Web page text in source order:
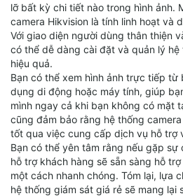
lỡ bất kỳ chi tiết nào trong hình ảnh.
camera Hikvision là tính linh hoạt và
Với giao diện người dùng thân thiện
có thể dễ dàng cài đặt và quản lý
hiệu quả.
Bạn có thể xem hình ảnh trực tiếp
dụng di động hoặc máy tính, giúp
mình ngay cả khi bạn không có mặt
cũng đảm bảo rằng hệ thống
tốt qua việc cung cấp dịch vụ hỗ trợ
Bạn có thể yên tâm rằng nếu gặp
hỗ trợ khách hàng sẽ sẵn sàng hỗ
một cách nhanh chóng. Tóm lại, lựa
hệ thống giám sát giá rẻ sẽ mang lại